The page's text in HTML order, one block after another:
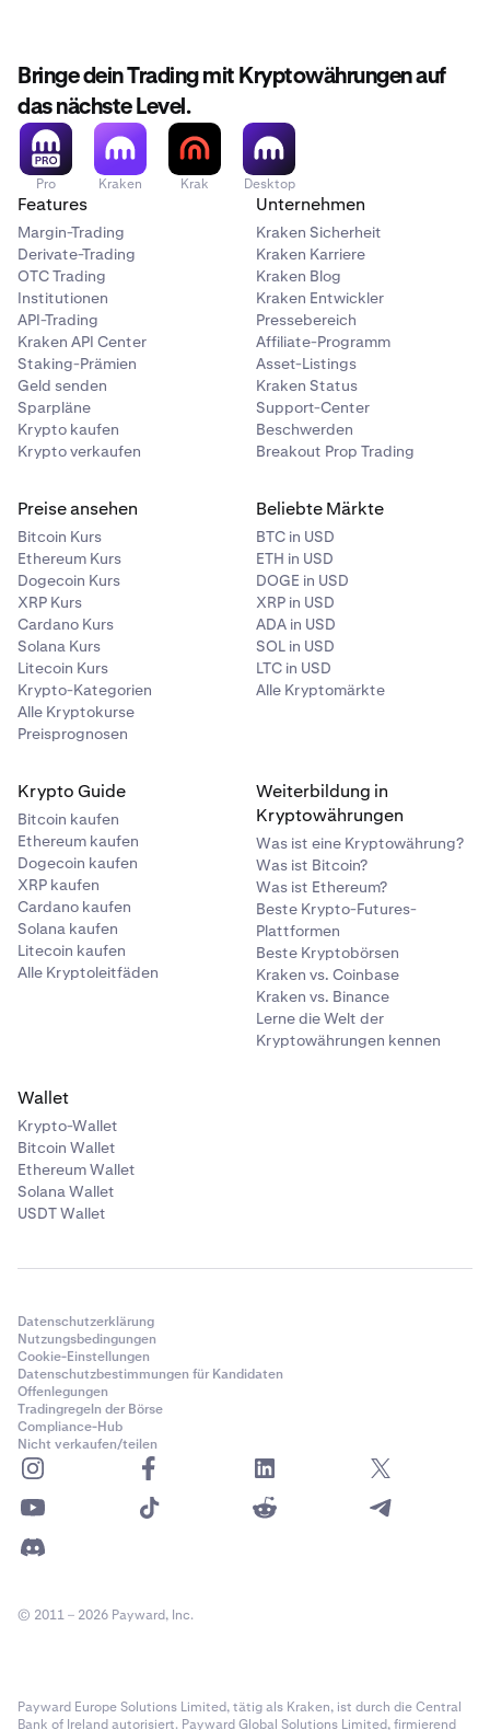
Bringe dein Trading mit Kryptowährungen auf
das nächste Level.
Pro Kraken Krak Desktop
Features
Margin-Trading
Derivate-Trading
OTC Trading
Institutionen
API-Trading
Kraken API Center
Staking-Prämien
Geld senden
Sparpläne
Krypto kaufen
Krypto verkaufen
Unternehmen
Kraken Sicherheit
Kraken Karriere
Kraken Blog
Kraken Entwickler
Pressebereich
Affiliate-Programm
Asset-Listings
Kraken Status
Support-Center
Beschwerden
Breakout Prop Trading
Preise ansehen
Bitcoin Kurs
Ethereum Kurs
Dogecoin Kurs
XRP Kurs
Cardano Kurs
Solana Kurs
Litecoin Kurs
Krypto-Kategorien
Alle Kryptokurse
Preisprognosen
Beliebte Märkte
BTC in USD
ETH in USD
DOGE in USD
XRP in USD
ADA in USD
SOL in USD
LTC in USD
Alle Kryptomärkte
Krypto Guide
Bitcoin kaufen
Ethereum kaufen
Dogecoin kaufen
XRP kaufen
Cardano kaufen
Solana kaufen
Litecoin kaufen
Alle Kryptoleitfäden
Weiterbildung in
Kryptowährungen
Was ist eine Kryptowährung?
Was ist Bitcoin?
Was ist Ethereum?
Beste Krypto-Futures-
Plattformen
Beste Kryptobörsen
Kraken vs. Coinbase
Kraken vs. Binance
Lerne die Welt der
Kryptowährungen kennen
Wallet
Krypto-Wallet
Bitcoin Wallet
Ethereum Wallet
Solana Wallet
USDT Wallet
Datenschutzerklärung
Nutzungsbedingungen
Cookie-Einstellungen
Datenschutzbestimmungen für Kandidaten
Offenlegungen
Tradingregeln der Börse
Compliance-Hub
Nicht verkaufen/teilen
© 2011 – 2026 Payward, Inc.
Payward Europe Solutions Limited, tätig als Kraken, ist durch die Central
Bank of Ireland autorisiert. Payward Global Solutions Limited, firmierend